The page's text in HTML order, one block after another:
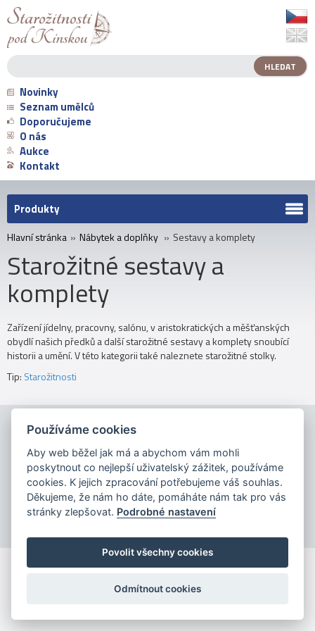
Novinky
Seznam umělců
Doporučujeme
O nás
Aukce
Kontakt
Produkty
Hlavní stránka » Nábytek a doplňky » Sestavy a komplety
Starožitné sestavy a
komplety
Zařízení jídelny, pracovny, salónu, v aristokratických a měšťanských
obydlí našich předků a další starožitné sestavy a komplety snoubící
historii a umění. V této kategorii také naleznete starožitné stolky.
Tip: Starožitnosti
Copyright © 2026
Používáme cookies
Aby web běžel jak má a abychom vám mohli
poskytnout co nejlepší uživatelský zážitek, používáme
cookies. K jejich zpracování potřebujeme váš souhlas.
Děkujeme, že nám ho dáte, pomáháte nám tak pro vás
stránky zlepšovat. Podrobné nastavení
Povolit všechny cookies
Odmítnout cookies